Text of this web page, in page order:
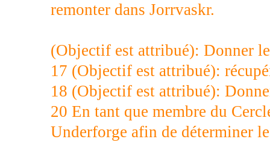
remonter dans Jorrvaskr.
(Objectif est attribué): Donner
17 (Objectif est attribué):
18 (Objectif est attribué):
20 En tant que membre du
Underforge afin de déterminer